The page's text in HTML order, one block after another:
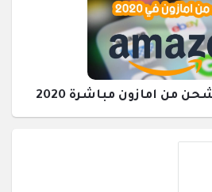
من امازون مباشرة 2020